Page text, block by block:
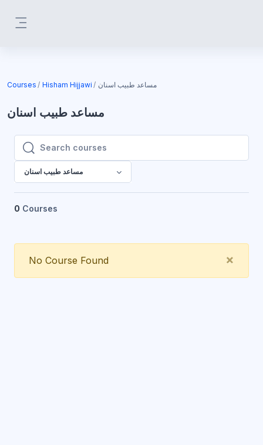
Courses Hisham Hijjawi مساعد طبيب اسنان
مساعد طبيب اسنان
Search courses
Search courses
مساعد طبيب اسنان
0 Courses
×
No Course Found